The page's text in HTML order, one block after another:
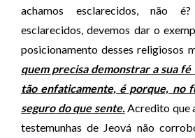
achamos esclarecidos, não
esclarecidos, devemos dar o
posicionamento desses religiosos
quem precisa demonstrar a sua
tão enfaticamente, é porque, no
seguro do que sente.Acredito que
testemunhas de Jeová não